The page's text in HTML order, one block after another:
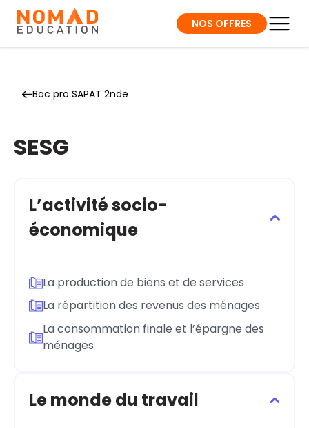
NOS OFFRES
Bac pro SAPAT 2nde
SESG
L’activité socio-
économique
La production de biens et de services
La répartition des revenus des ménages
La consommation finale et l’épargne des
ménages
Le monde du travail